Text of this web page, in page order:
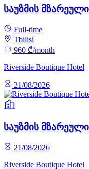
საუზმის მზარეული
Full-time
Tbilisi
960 ₾/month
Riverside Boutique Hotel
21/08/2026
საუზმის მზარეული
21/08/2026
Riverside Boutique Hotel